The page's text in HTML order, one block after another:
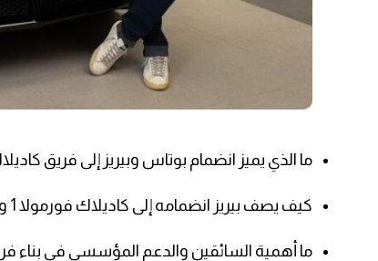
ما الذي يميز انضمام بوتاس وبيريز إلى فريق
كيف يصف بيريز انضمامه إلى كاديلاك فورمولا 1 وما أهمية الدعم الأمريكي؟
ما أهمية السائقين والدعم المؤسسي في بناء